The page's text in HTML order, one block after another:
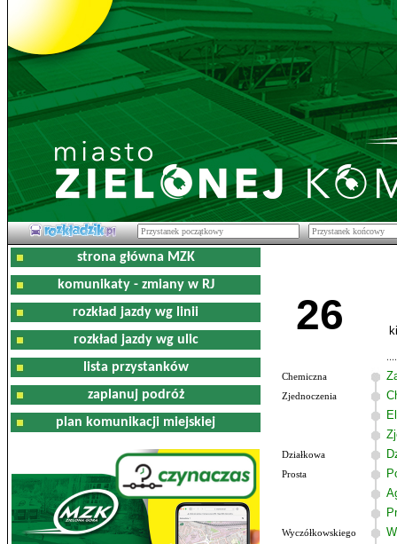
strona główna MZK
komunikaty - zmiany w RJ
rozkład jazdy wg linii
rozkład jazdy wg ulic
lista przystanków
zaplanuj podróż
plan komunikacji miejskiej
26
Chemiczna
Zjednoczenia
Działkowa
Prosta
Wyczółkowskiego